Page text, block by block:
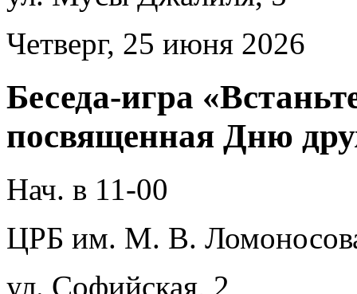
Четверг, 25 июня 2026
Беседа-игра
посвященная Дню
Нач. в 11-00
ЦРБ им. М. В.
ул. Софийская, 2